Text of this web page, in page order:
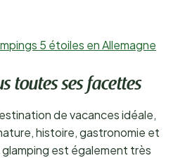
5 étoiles en Allemagne
toutes ses facettes
de vacances idéale,
histoire, gastronomie et
est également très